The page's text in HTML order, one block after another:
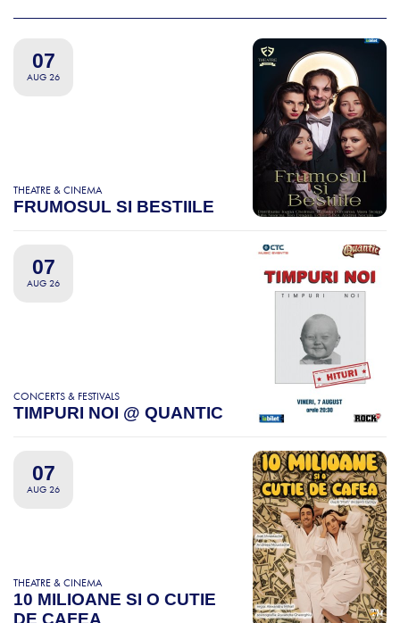
07
AUG 26
THEATRE & CINEMA
FRUMOSUL SI BESTIILE
07
AUG 26
CONCERTS & FESTIVALS
TIMPURI NOI @ QUANTIC
07
AUG 26
THEATRE & CINEMA
10 MILIOANE SI O CUTIE